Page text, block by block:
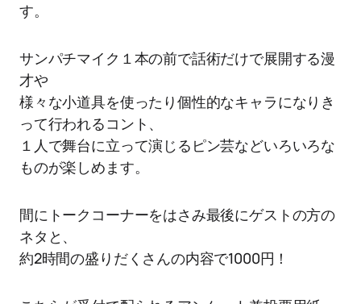
す。
サンパチマイク１本の前で話術だけで展開する漫
才や
様々な小道具を使ったり個性的なキャラになりき
って行われるコント、
１人で舞台に立って演じるピン芸などいろいろな
ものが楽しめます。
間にトークコーナーをはさみ最後にゲストの方の
ネタと、
約2時間の盛りだくさんの内容で1000円！